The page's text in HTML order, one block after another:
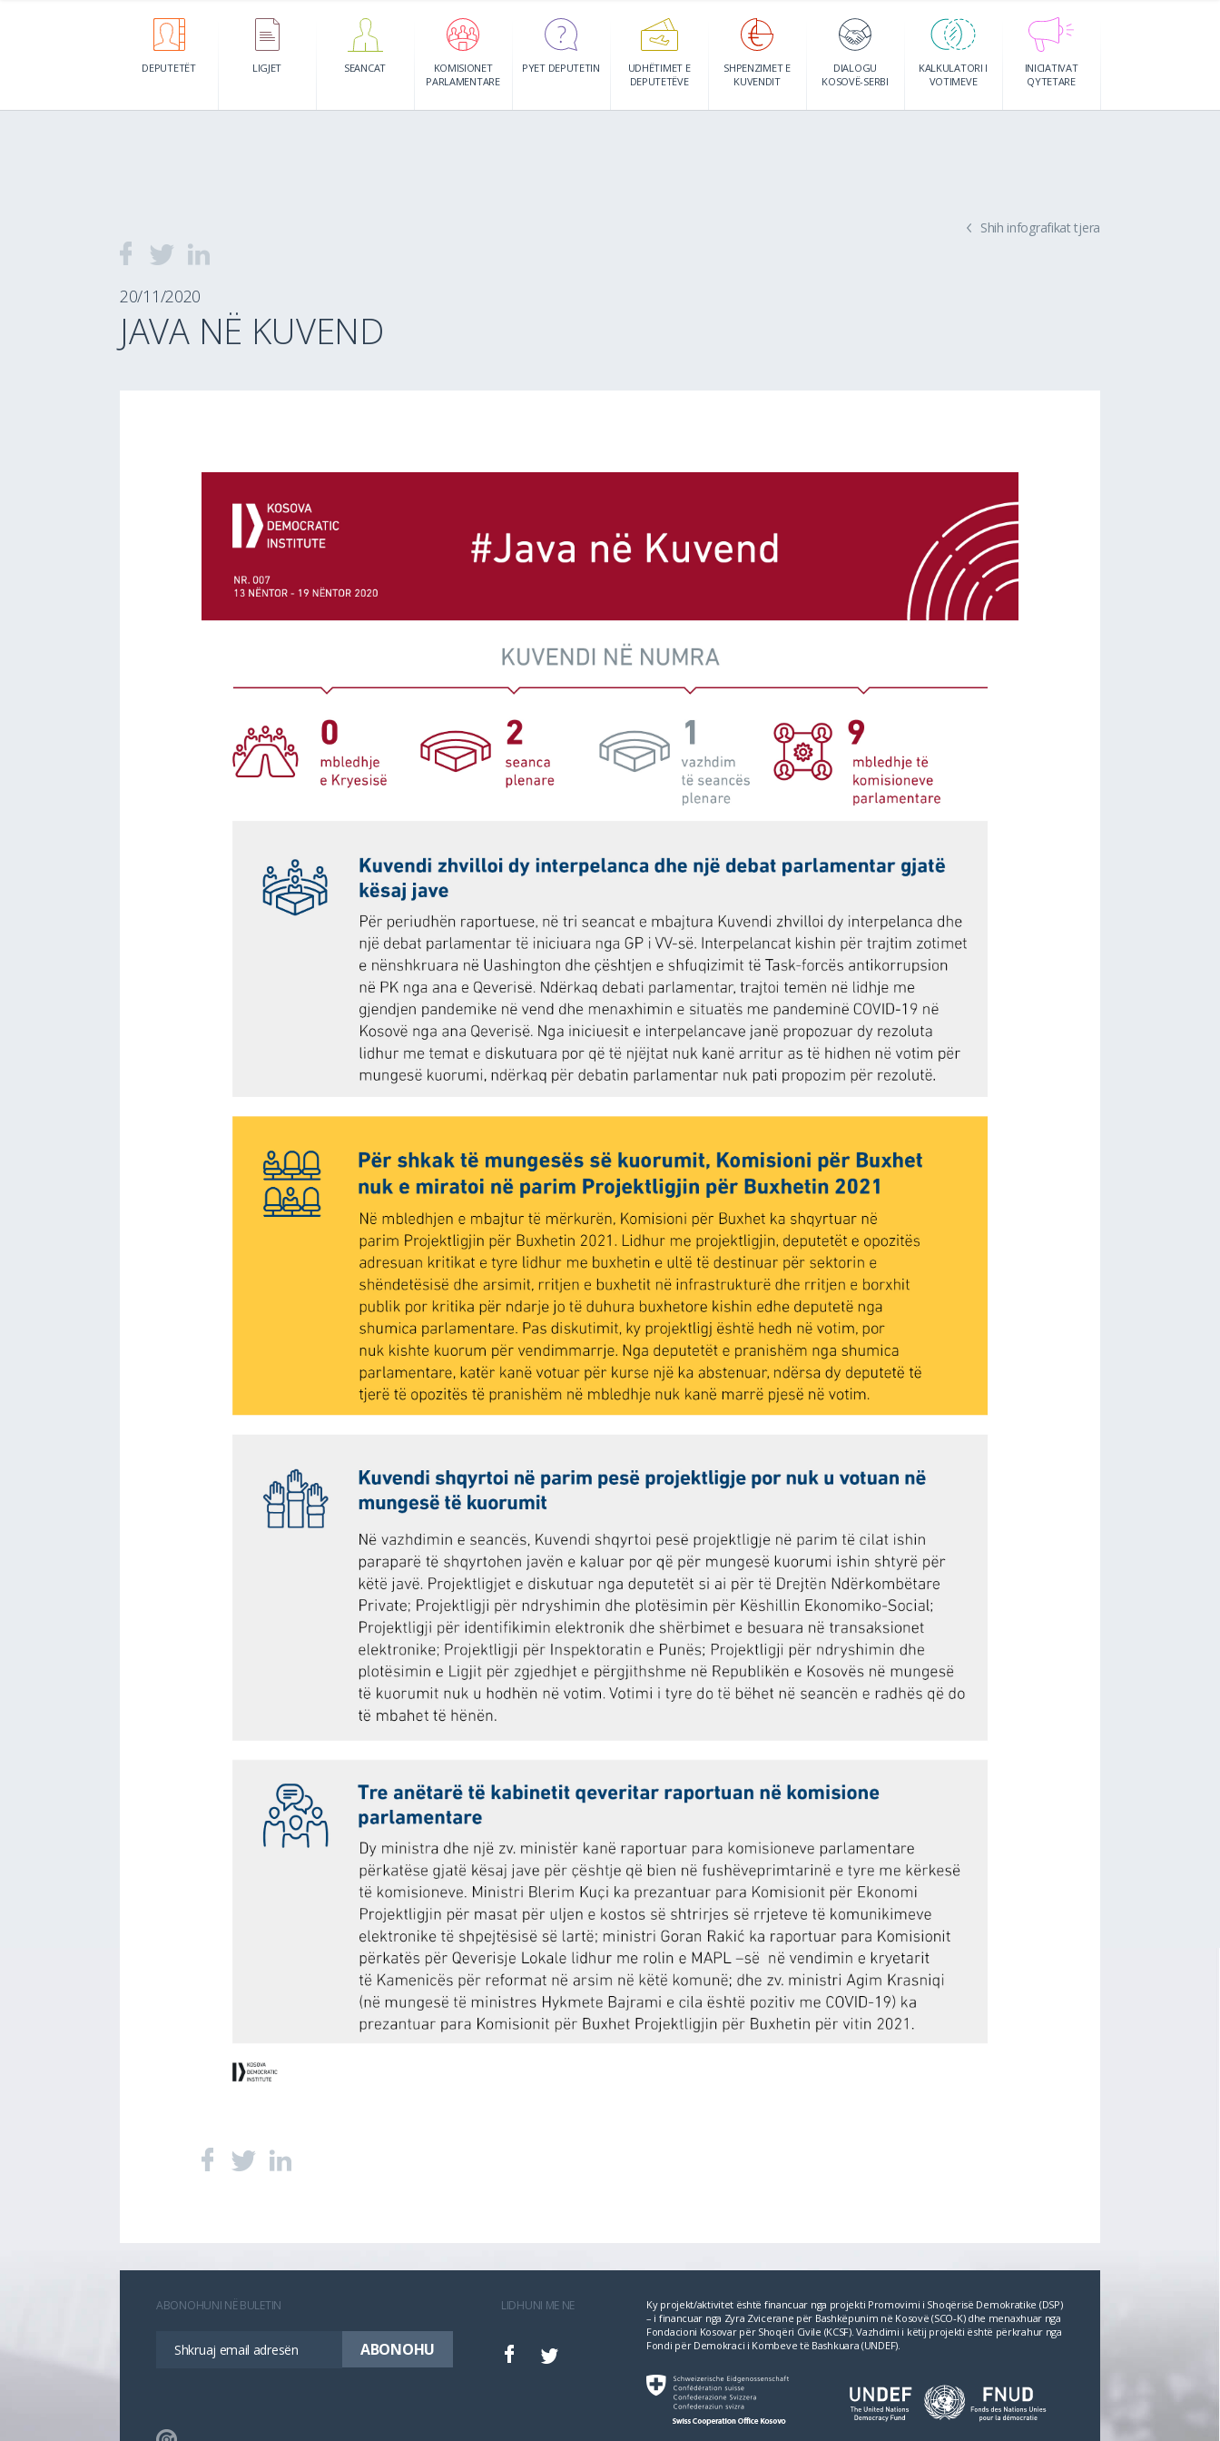
DEPUTETËT LIGJET SEANCAT
KOMISIONET
PARLAMENTARE
PYET DEPUTETIN
UDHËTIMET E
DEPUTETËVE
SHPENZIMET E
KUVENDIT
DIALOGU
KOSOVË-SERBI
KALKULATORI I
VOTIMEVE
INICIATIVAT
QYTETARE
Shih infografikat tjera
20/11/2020
JAVA NË KUVEND
ABONOHUNI NË BULETIN LIDHUNI ME NE
Ky projekt/aktivitet është financuar nga projekti Promovimi i Shoqërisë Demokratike (DSP)
– i financuar nga Zyra Zvicerane për Bashkëpunim në Kosovë (SCO‐K) dhe menaxhuar nga
Fondacioni Kosovar për Shoqëri Civile (KCSF). Vazhdimi i këtij projekti është përkrahur nga
Fondi për Demokraci i Kombeve të Bashkuara (UNDEF).